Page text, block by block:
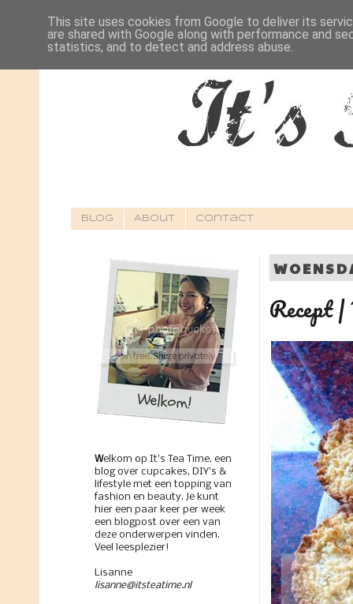
Blog About Contact
Recept
Welkom op It's Tea Time, een
blog over cupcakes, DIY's &
lifestyle met een topping van
fashion en beauty. Je kunt
hier een paar keer per week
een blogpost over een van
deze onderwerpen vinden.
Veel leesplezier!
Lisanne
lisanne@itsteatime.nl
This site uses cookies from Google to deliver its
are shared with Google along with performance and
statistics, and to detect and address abuse.